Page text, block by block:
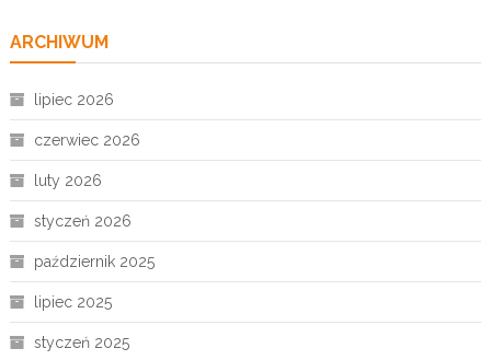
ARCHIWUM
lipiec 2026
czerwiec 2026
luty 2026
styczeń 2026
październik 2025
lipiec 2025
styczeń 2025